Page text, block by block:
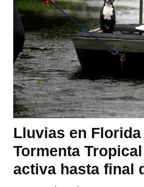
Lluvias en Florida
Tormenta
activa hasta final